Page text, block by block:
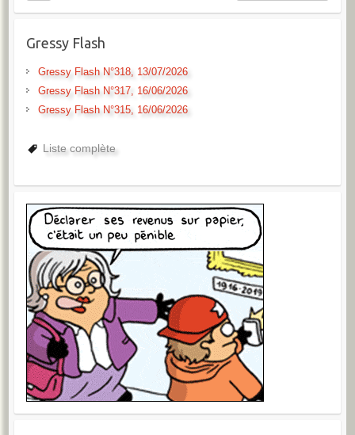
Gressy Flash
Gressy Flash N°318, 13/07/2026
Gressy Flash N°317, 16/06/2026
Gressy Flash N°315, 16/06/2026
Liste complète